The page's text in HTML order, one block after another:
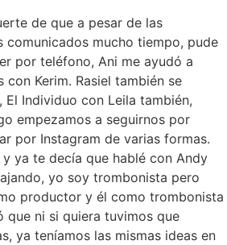
de que a pesar de las
comunicados mucho tiempo, pude
por teléfono, Ani me ayudó a
con Kerim. Rasiel también se
Individuo con Leila también,
empezamos a seguirnos por
por Instagram de varias formas.
ya te decía que hablé con Andy
yo soy trombonista pero
productor y él como trombonista
que ni si quiera tuvimos que
ya teníamos las mismas ideas en